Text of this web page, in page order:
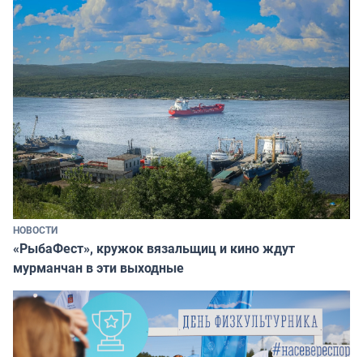
НОВОСТИ
«РыбаФест», кружок вязальщиц и кино ждут
мурманчан в эти выходные